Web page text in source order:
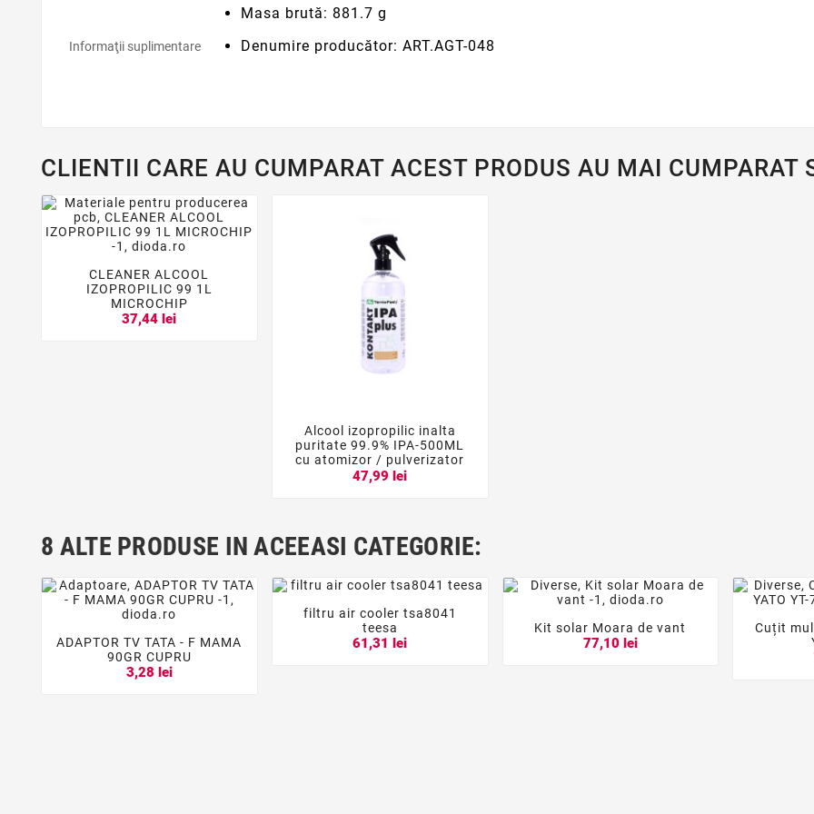
Informaţii suplimentare
Masa brută: 881.7 g
Denumire producător: ART.AGT-048
CLIENTII CARE AU CUMPARAT ACEST PRODUS AU MAI CUMPARAT
  
CLEANER ALCOOL
IZOPROPILIC 99 1L
MICROCHIP
37,44 lei
  
Alcool izopropilic inalta
puritate 99.9% IPA-500ML
cu atomizor / pulverizator
47,99 lei
8 ALTE PRODUSE IN ACEEASI CATEGORIE:
  
ADAPTOR TV TATA - F MAMA
90GR CUPRU
3,28 lei

filtru air cooler tsa8041
teesa
61,31 lei 
Kit solar Moara de vant
77,10 lei
Cuțit